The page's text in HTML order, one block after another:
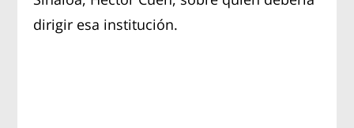
dirigir esa institución.